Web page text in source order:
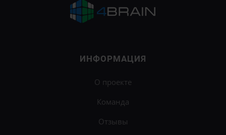
ИНФОРМАЦИЯ
О проекте
Команда
Отзывы